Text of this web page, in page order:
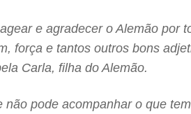
e agradecer o Alemão por
força e tantos outros bons
Carla, filha do Alemão.
pode acompanhar o que